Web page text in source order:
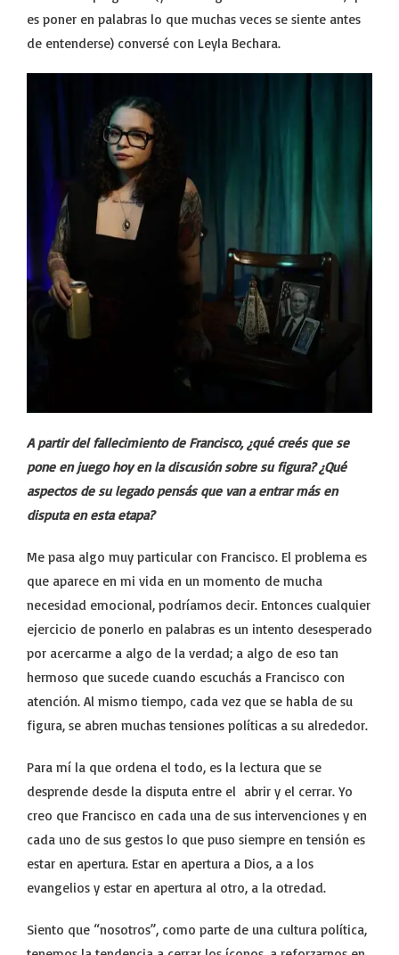
es poner en palabras lo que muchas veces se siente antes
de entenderse) conversé con Leyla Bechara.
A partir del fallecimiento de Francisco, ¿qué creés que se
pone en juego hoy en la discusión sobre su figura? ¿Qué
aspectos de su legado pensás que van a entrar más en
disputa en esta etapa?
Me pasa algo muy particular con Francisco. El problema es
que aparece en mi vida en un momento de mucha
necesidad emocional, podríamos decir. Entonces cualquier
ejercicio de ponerlo en palabras es un intento desesperado
por acercarme a algo de la verdad; a algo de eso tan
hermoso que sucede cuando escuchás a Francisco con
atención. Al mismo tiempo, cada vez que se habla de su
figura, se abren muchas tensiones políticas a su alrededor.
Para mí la que ordena el todo, es la lectura que se
desprende desde la disputa entre el abrir y el cerrar. Yo
creo que Francisco en cada una de sus intervenciones y en
cada uno de sus gestos lo que puso siempre en tensión es
estar en apertura. Estar en apertura a Dios, a a los
evangelios y estar en apertura al otro, a la otredad.
Siento que “nosotros”, como parte de una cultura política,